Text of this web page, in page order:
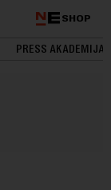
SHOP
PRESS AKADEMIJA